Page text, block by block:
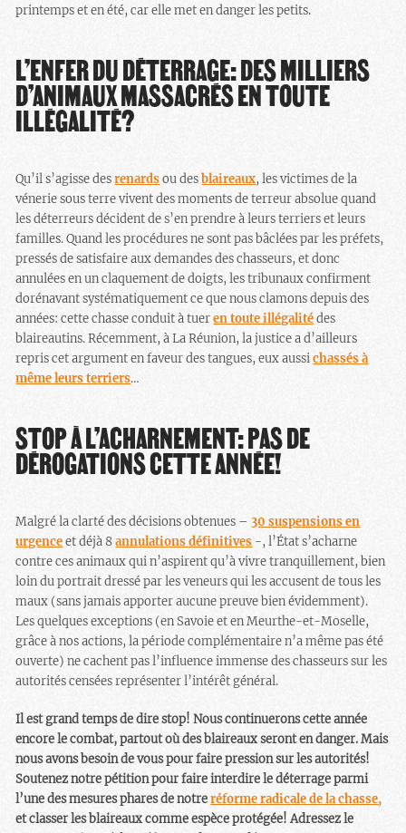
printemps et en été, car elle met en danger les petits.
L’ENFER DU DÉTERRAGE: DES MILLIERS
D’ANIMAUX MASSACRÉS EN TOUTE
ILLÉGALITÉ?
Qu’il s’agisse desrenardsou desblaireaux, les victimes de la
vénerie sous terre vivent des moments de terreur absolue quand
les déterreurs décident de s’en prendre à leurs terriers et leurs
familles. Quand les procédures ne sont pas bâclées par les préfets,
pressés de satisfaire aux demandes des chasseurs, et donc
annulées en un claquement de doigts, les tribunaux confirment
dorénavant systématiquement ce que nous clamons depuis des
années: cette chasse conduit à tueren toute illégalitédes
blaireautins. Récemment, à La Réunion, la justice a d’ailleurs
repris cet argument en faveur des tangues, eux aussichassés à
même leurs terriers…
STOP À L’ACHARNEMENT: PAS DE
DÉROGATIONS CETTE ANNÉE!
Malgré la clarté des décisions obtenues –30 suspensions en
urgenceet déjà 8annulations définitives -, l’État s’acharne
contre ces animaux qui n’aspirent qu’à vivre tranquillement, bien
loin du portrait dressé par les veneurs qui les accusent de tous les
maux (sans jamais apporter aucune preuve bien évidemment).
Les quelques exceptions (en Savoie et en Meurthe-et-Moselle,
grâce à nos actions, la période complémentaire n’a même pas été
ouverte) ne cachent pas l’influence immense des chasseurs sur les
autorités censées représenter l’intérêt général.
Il est grand temps de dire stop! Nous continuerons cette année
encore le combat, partout où des blaireaux seront en danger. Mais
nous avons besoin de vous pour faire pression sur les autorités!
Soutenez notre pétition pour faire interdire le déterrage parmi
l’une des mesures phares de notre réforme radicale de la chasse,
et classer les blaireaux comme espèce protégée! Adressez le